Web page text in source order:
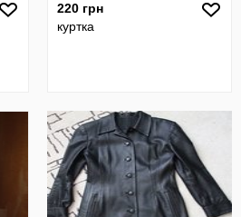
220 грн
куртка